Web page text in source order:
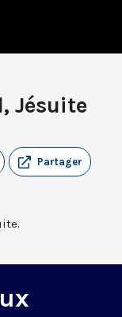
Jésuite
Partager